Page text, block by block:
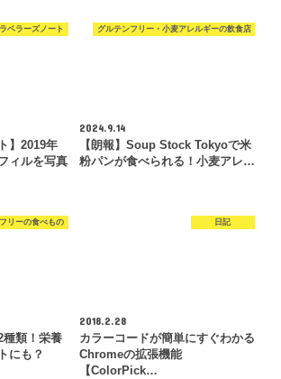
ラベラーズノート
】2019年
ィルを写真
グルテンフリー・小麦アレルギーの飲食店
2024.9.14
【朗報】Soup Stock Tokyoで米
粉パンが食べられる！小麦アレ…
リーの食べもの
種類！栄養
にも？
日記
2018.2.28
カラーコードが簡単にすぐわかる
Chromeの拡張機能
【ColorPick…